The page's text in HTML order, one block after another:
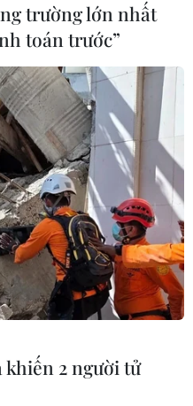
trường lớn nhất
toán trước”
khiến 2 người tử